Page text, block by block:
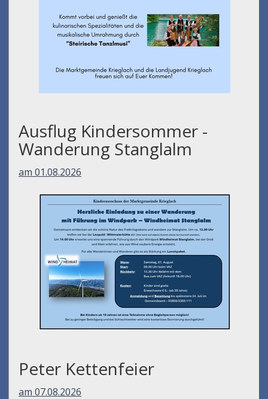
Ausflug Kindersommer -
Wanderung Stanglalm
am 01.08.2026
Peter Kettenfeier
am 07.08.2026